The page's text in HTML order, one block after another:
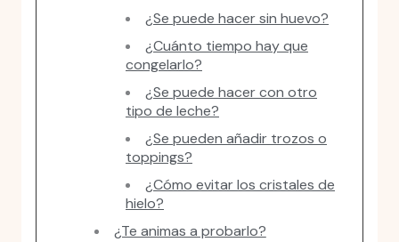
¿Se puede hacer sin huevo?
¿Cuánto tiempo hay que
congelarlo?
¿Se puede hacer con otro
tipo de leche?
¿Se pueden añadir trozos o
toppings?
¿Cómo evitar los cristales de
hielo?
¿Te animas a probarlo?